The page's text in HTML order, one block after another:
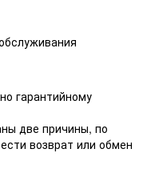
гарантийному
две причины, по
возврат или обмен